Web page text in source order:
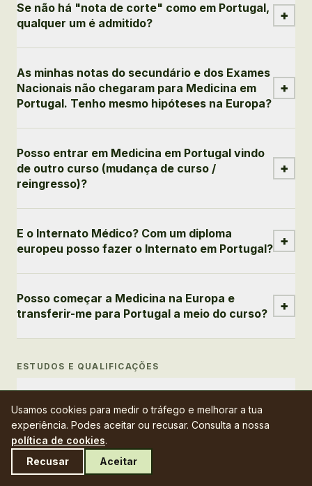
Se não há "nota de corte" como em Portugal,
qualquer um é admitido?
+
As minhas notas do secundário e dos Exames
Nacionais não chegaram para Medicina em
Portugal. Tenho mesmo hipóteses na Europa?
+
Posso entrar em Medicina em Portugal vindo
de outro curso (mudança de curso /
reingresso)?
+
E o Internato Médico? Com um diploma
europeu posso fazer o Internato em Portugal?
+
Posso começar a Medicina na Europa e
transferir-me para Portugal a meio do curso?
+
ESTUDOS E QUALIFICAÇÕES
Os diplomas obtidos na Europa são válidos em
Portugal?
O inglês vai ser um problema se o meu nível
Usamos cookies para medir o tráfego e melhorar a tua
experiência. Podes aceitar ou recusar. Consulta a nossa
política de cookies.
Recusar
Aceitar